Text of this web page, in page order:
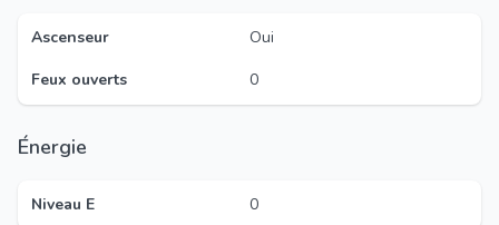
Ascenseur
Oui
Feux ouverts
0
Énergie
Niveau E 0